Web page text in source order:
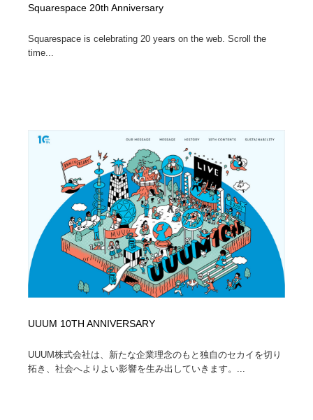
Squarespace 20th Anniversary
Squarespace is celebrating 20 years on the web. Scroll the
time...
UUUM 10TH ANNIVERSARY
UUUM株式会社は、新たな企業理念のもと独自のセカイを切り
拓き、社会へよりよい影響を生み出していきます。...